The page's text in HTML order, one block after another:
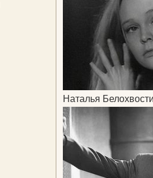
Наталья